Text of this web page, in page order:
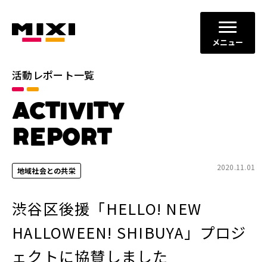
メニュー
活動レポート一覧
ACTIVITY
REPORT
地域社会との共栄 2020.11.01
渋谷区後援「HELLO! NEW
HALLOWEEN! SHIBUYA」プロジ
ェクトに協賛しました
カテゴリ
すべて
イノベーションの促進
地域社会との共栄
年別
2026年 2025年